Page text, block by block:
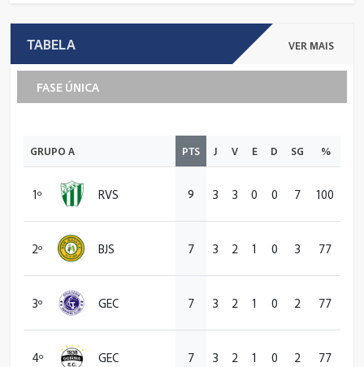
TABELA VER MAIS
FASE ÚNICA
GRUPO A PTS J V E D SG %
1º RVS 9 3 3 0 0 7 100
2º BJS 7 3 2 1 0 3 77
3º GEC 7 3 2 1 0 2 77
4º GEC 7 3 2 1 0 2 77